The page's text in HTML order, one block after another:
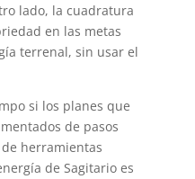
lado, la cuadratura
en las metas
terrenal, sin usar el
si los planes que
de pasos
herramientas
de Sagitario es